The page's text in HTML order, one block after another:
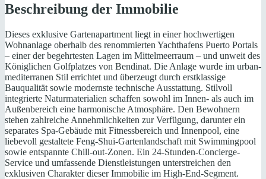
Beschreibung der Immobilie
Dieses exklusive Gartenapartment liegt in einer hochwertigen
Wohnanlage oberhalb des renommierten Yachthafens Puerto Portals
– einer der begehrtesten Lagen im Mittelmeerraum – und unweit des
Königlichen Golfplatzes von Bendinat. Die Anlage wurde im urban-
mediterranen Stil errichtet und überzeugt durch erstklassige
Bauqualität sowie modernste technische Ausstattung. Stilvoll
integrierte Naturmaterialien schaffen sowohl im Innen- als auch im
Außenbereich eine harmonische Atmosphäre. Den Bewohnern
stehen zahlreiche Annehmlichkeiten zur Verfügung, darunter ein
separates Spa-Gebäude mit Fitnessbereich und Innenpool, eine
liebevoll gestaltete Feng-Shui-Gartenlandschaft mit Swimmingpool
sowie entspannte Chill-out-Zonen. Ein 24-Stunden-Concierge-
Service und umfassende Dienstleistungen unterstreichen den
exklusiven Charakter dieser Immobilie im High-End-Segment.